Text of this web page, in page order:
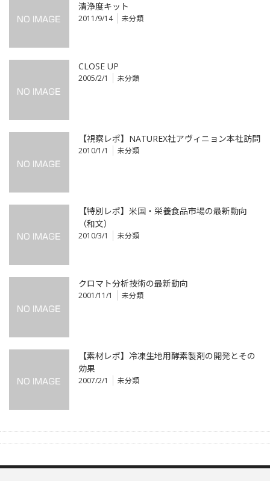
清浄度キット
2011/9/14 未分類
CLOSE UP
2005/2/1 未分類
【視察レポ】NATUREX社アヴィニョン本社訪問
2010/1/1 未分類
【特別レポ】米国・栄養食品市場の最新動向
（和文）
2010/3/1 未分類
クロマト分析技術の最新動向
2001/11/1 未分類
【素材レポ】冷凍生地用酵素製剤の開発とその
効果
2007/2/1 未分類